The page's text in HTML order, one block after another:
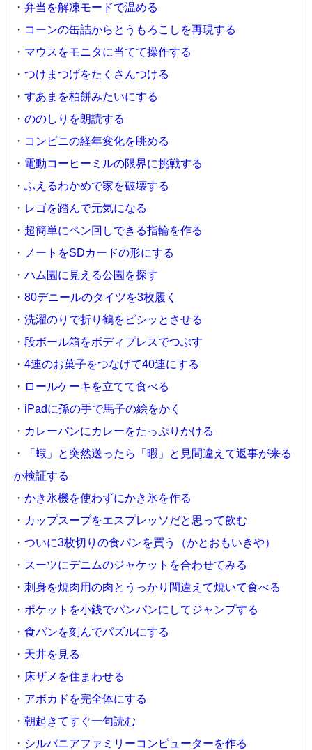
・ 弁当を解凍モードで温める
・ コーンの缶詰からとうもろこしを再現する
・ マウスをモニタに当てて操作する
・ つけまつげをたくさんつける
・ すあまを柏餅みたいにする
・ ののしりを朗読する
・ コンビニの経年変化を眺める
・ 電動コーヒーミルの限界に挑戦する
・ ふえるわかめで家を破壊する
・ レゴを踏んで元気になる
・ 超簡単にペン回しできる指輪を作る
・ ノートをSDカードの形にする
・ ハム園に見える公園を探す
・ 80デニールのタイツを3枚履く
・ 洗濯のりで折り鶴をピシッとさせる
・ 段ボール箱をボディプレスでつぶす
・ 4連のお菓子をつなげて40連にする
・ ロールケーキを立てて食べる
・ iPadに孫の手で馬子の絵をかく
・ カレーパンにカレーをたっぷりかける
・
「蝦」と突然送ったら「暇」と見間違えて返事が来る
か検証する
・ かき氷機を使わずにかき氷を作る
・ カップスープをエスプレッソだと思って飲む
・ ついに3枚切りの食パンを買う（かとおもいきや）
・ スーツにデニムのジャケットを合わせてみる
・ 刺身を焼肉用の肉とうっかり間違えて焼いて食べる
・ ポケットを小銭でパンパンにしてジャンプする
・ 食パンを刻んでパズルにする
・ 天井を見る
・ 床ザメを住まわせる
・ アボカドを完全体にする
・ 朝起きてすぐ一句読む
・ シルバニアファミリーコンピューターを作る